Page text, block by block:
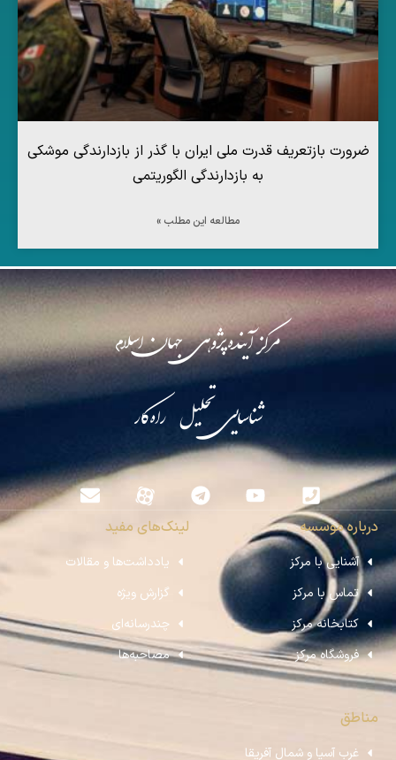
ضرورت بازتعریف قدرت ملی ایران با گذر از بازدارندگی موشکی
به بازدارندگی الگوریتمی
مطالعه این مطلب »
مرکز آینده‌پژوهی جهان اسلام
شناسایی تحلیل راه‌کار
درباره موسسه
آشنایی با مرکز
تماس با مرکز
کتابخانه مرکز
فروشگاه مرکز
لینک‌های مفید
یادداشت‌ها و مقالات
گزارش ویژه
چندرسانه‌ای
مصاحبه‌ها
مناطق
غرب آسیا و شمال آفریقا